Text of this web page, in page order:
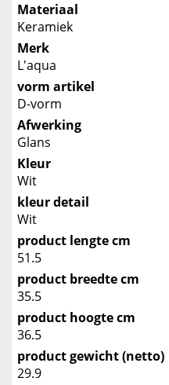
Materiaal
Keramiek
Merk
L'aqua
vorm artikel
D-vorm
Afwerking
Glans
Kleur
Wit
kleur detail
Wit
product lengte cm
51.5
product breedte cm
35.5
product hoogte cm
36.5
product gewicht (netto)
29.9